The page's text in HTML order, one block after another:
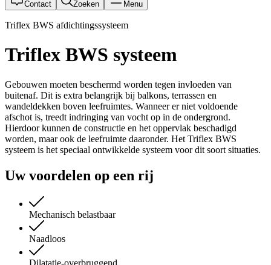
Contact Zoeken Menu
Triflex BWS afdichtingssysteem
Triflex BWS systeem
Gebouwen moeten beschermd worden tegen invloeden van
buitenaf. Dit is extra belangrijk bij balkons, terrassen en
wandeldekken boven leefruimtes. Wanneer er niet voldoende
afschot is, treedt indringing van vocht op in de ondergrond.
Hierdoor kunnen de constructie en het oppervlak beschadigd
worden, maar ook de leefruimte daaronder. Het Triflex BWS
systeem is het speciaal ontwikkelde systeem voor dit soort situaties.
Uw voordelen op een rij
Mechanisch belastbaar
Naadloos
Dilatatie-overbruggend